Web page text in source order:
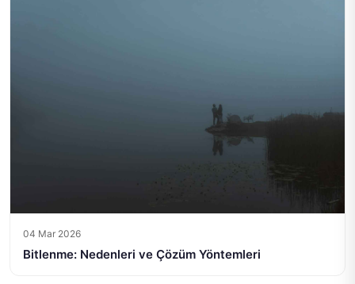
04 Mar 2026
Bitlenme: Nedenleri ve Çözüm Yöntemleri